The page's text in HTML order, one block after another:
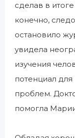
сделав в
конечно,
остановило
увидела
изучения
потенциал
проблем.
помогла